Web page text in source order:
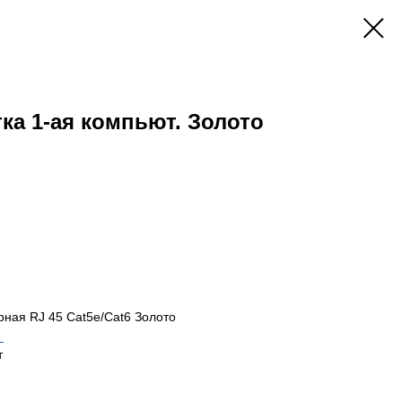
1-ая компьют. Золото
RJ 45 Cat5e/Cat6 Золото